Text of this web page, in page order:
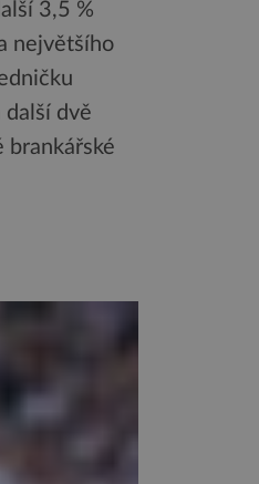
3,5 %
největšího
dvě
brankářské